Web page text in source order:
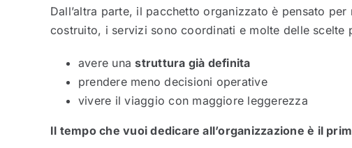
Dall’altra parte, il pacchetto organizzato è pensato
costruito, i servizi sono coordinati e molte delle
avere unastruttura già definita
prendere meno decisioni operative
vivere il viaggio con maggiore leggerezza
Il tempo che vuoi dedicare all’organizzazione è il